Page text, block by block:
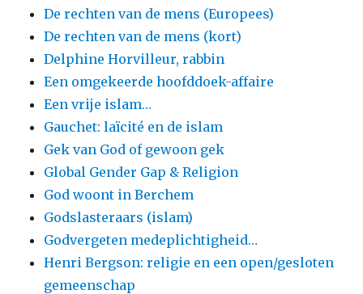
De rechten van de mens (Europees)
De rechten van de mens (kort)
Delphine Horvilleur, rabbin
Een omgekeerde hoofddoek-affaire
Een vrije islam…
Gauchet: laïcité en de islam
Gek van God of gewoon gek
Global Gender Gap & Religion
God woont in Berchem
Godslasteraars (islam)
Godvergeten medeplichtigheid…
Henri Bergson: religie en een open/gesloten
gemeenschap